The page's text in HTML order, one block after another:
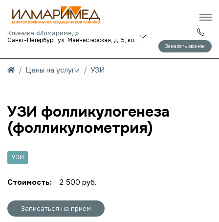
Клиника «Илмаримед»
Санкт-Петербург ул. Манчестерская, д. 5, корп. 1
Заказать звонок
Цены на услуги УЗИ
УЗИ фолликулогенеза
(фолликулометрия)
УЗИ
Стоимость: 2 500 руб.
Записаться на прием